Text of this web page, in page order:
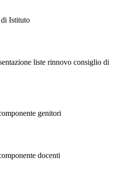
Istituto
liste rinnovo consiglio di
genitori
docenti